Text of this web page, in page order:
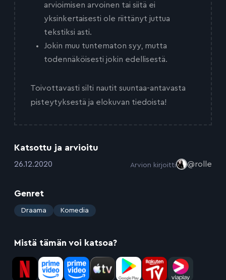
arvioimisen arvoinen tai siitä ei
yksinkertaisesti ole riittänyt juttua
tekstiksi asti.
Jokin muu tuntematon syy, mutta
todennäköisesti jokin edellisestä.
Toivottavasti silti nautit suuntaa-antavasta
pisteytyksestä ja elokuvan tiedoista!
Katsottu ja arvioitu
:26.12.2020 Arvion kirjoitti @rolle
Genret
: Draama Komedia
Mistä tämän voi katsoa?